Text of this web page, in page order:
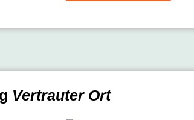
Vertrauter Ort